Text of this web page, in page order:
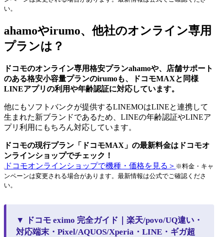
い。
ahamoやirumo、他社のオンライン専用
プランは？
ドコモのオンライン専用格安プランahamoや、店舗サポート
のある格安小容量プランのirumoも、ドコモMAXと同様
LINEアプリの利用や年齢認証に対応しています。
他にもソフトバンクが提供するLINEMOはLINEと連携して
生まれた新ブランドであるため、LINEの年齢認証やLINEア
プリ利用にもちろん対応しています。
ドコモの現行プラン「ドコモMAX」の最新料金はドコモオ
ンラインショップでチェック！
ドコモオンラインショップで機種・価格を見る＞ ※料金・キャ
ンペーンは変更される場合があります。最新情報は公式でご確認くださ
い。
▼ ドコモ eximo 完全ガイド｜楽天/povo/UQ違い・
対応端末・Pixel/AQUOS/Xperia・LINE・ギガ超